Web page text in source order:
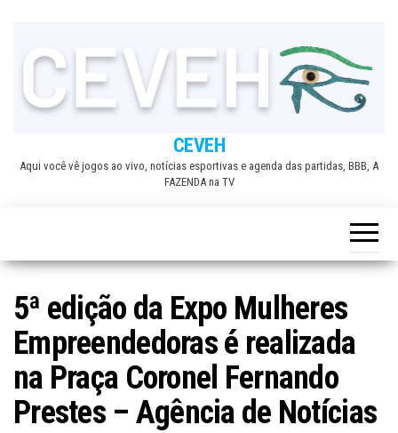
CEVEH
Aqui você vê jogos ao vivo, notícias esportivas e agenda das partidas, BBB, A
FAZENDA na TV
5ª edição da Expo Mulheres
Empreendedoras é realizada
na Praça Coronel Fernando
Prestes – Agência de Notícias